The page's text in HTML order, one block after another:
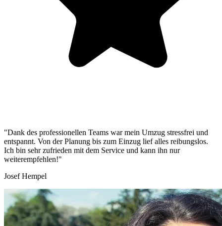
"Dank des professionellen Teams war mein Umzug stressfrei und
entspannt. Von der Planung bis zum Einzug lief alles reibungslos.
Ich bin sehr zufrieden mit dem Service und kann ihn nur
weiterempfehlen!"
Josef Hempel